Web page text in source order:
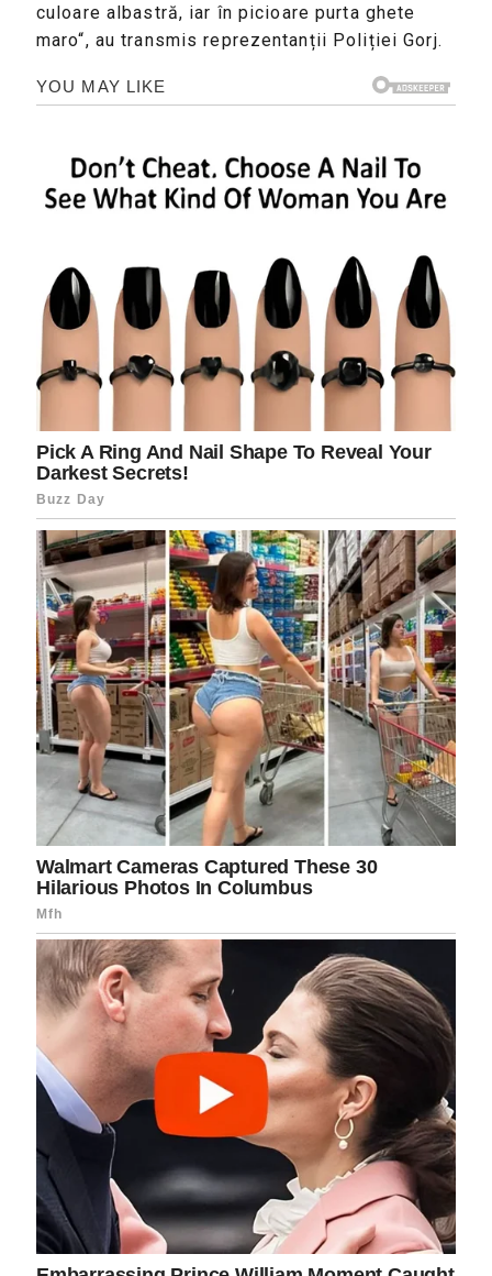
culoare albastră, iar în picioare purta ghete
maro“, au transmis reprezentanții Poliției Gorj.